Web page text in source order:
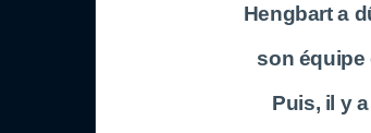
Hengbart a
son équipe
Puis, il y